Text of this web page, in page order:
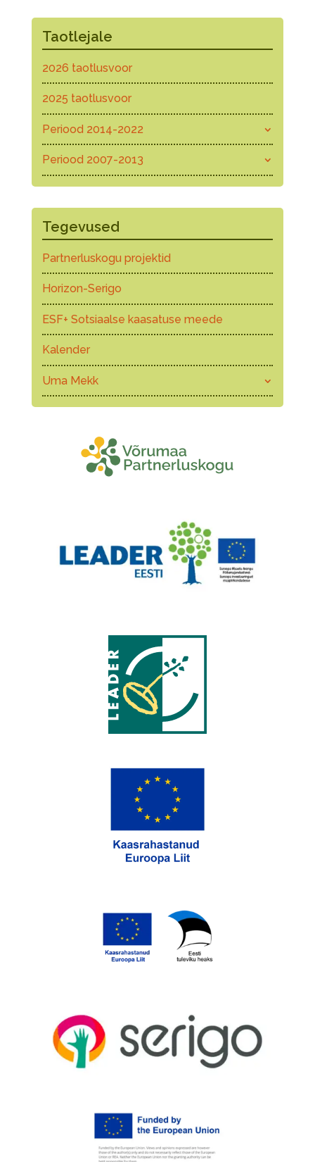
Taotlejale
2026 taotlusvoor
2025 taotlusvoor
Periood 2014-2022
Periood 2007-2013
Tegevused
Partnerluskogu projektid
Horizon-Serigo
ESF+ Sotsiaalse kaasatuse meede
Kalender
Uma Mekk